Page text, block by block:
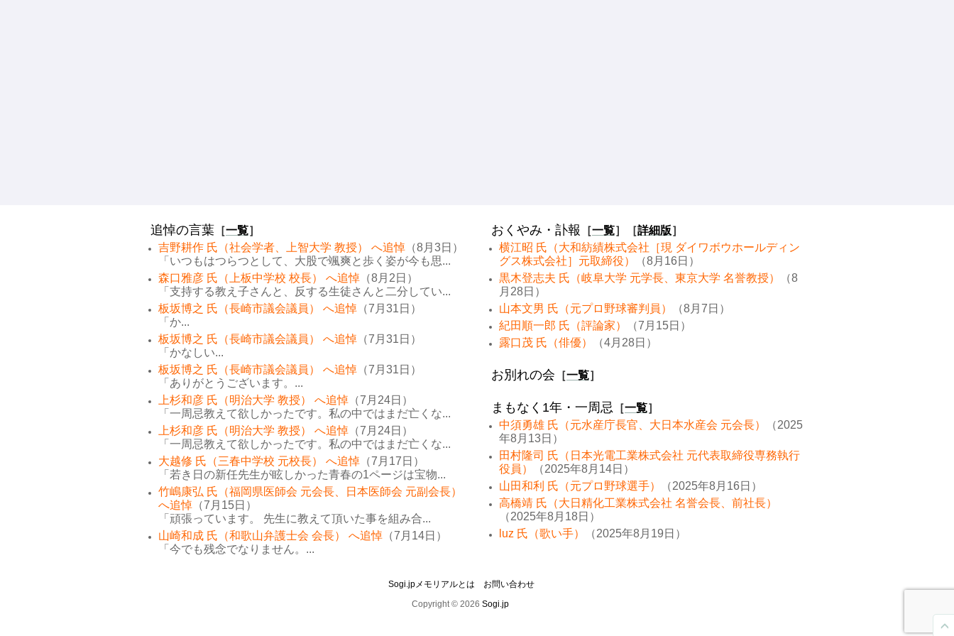
追悼の言葉 ［一覧］
吉野耕作 氏（社会学者、上智大学 教授） へ追悼 （8月3日）
「いつもはつらつとして、大股で颯爽と歩く姿が今も思...
森口雅彦 氏（上板中学校 校長） へ追悼 （8月2日）
「支持する教え子さんと、反する生徒さんと二分してい...
板坂博之 氏（長崎市議会議員） へ追悼 （7月31日）
「か...
板坂博之 氏（長崎市議会議員） へ追悼 （7月31日）
「かなしい...
板坂博之 氏（長崎市議会議員） へ追悼 （7月31日）
「ありがとうございます。...
上杉和彦 氏（明治大学 教授） へ追悼 （7月24日）
「一周忌教えて欲しかったです。私の中ではまだ亡くな...
上杉和彦 氏（明治大学 教授） へ追悼 （7月24日）
「一周忌教えて欲しかったです。私の中ではまだ亡くな...
大越修 氏（三春中学校 元校長） へ追悼 （7月17日）
「若き日の新任先生が眩しかった青春の1ページは宝物...
竹嶋康弘 氏（福岡県医師会 元会長、日本医師会 元副会長）
へ追悼 （7月15日）
「頑張っています。 先生に教えて頂いた事を組み合...
山崎和成 氏（和歌山弁護士会 会長） へ追悼 （7月14日）
「今でも残念でなりません。...
おくやみ・訃報 ［一覧］［詳細版］
横江昭 氏（大和紡績株式会社［現 ダイワボウホールディン
グス株式会社］元取締役）
（8月16日）
黒木登志夫 氏（岐阜大学 元学長、東京大学 名誉教授）
（8
月28日）
山本文男 氏（元プロ野球審判員）
（8月7日）
紀田順一郎 氏（評論家）
（7月15日）
露口茂 氏（俳優）
（4月28日）
お別れの会 ［一覧］
まもなく1年・一周忌 ［一覧］
中須勇雄 氏（元水産庁長官、大日本水産会 元会長）
（2025
年8月13日）
田村隆司 氏（日本光電工業株式会社 元代表取締役専務執行
役員）
（2025年8月14日）
山田和利 氏（元プロ野球選手）
（2025年8月16日）
高橋靖 氏（大日精化工業株式会社 名誉会長、前社長）
（2025年8月18日）
luz 氏（歌い手）
（2025年8月19日）
Sogi.jpメモリアルとは
お問い合わせ
Copyright © 2026 Sogi.jp